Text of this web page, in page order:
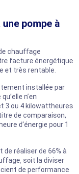
pompe à
chauffage
facture énergétique
et très rentable.
installée par
n’en
3 ou 4 kilowattheures
de comparaison,
d’énergie pour 1
de réaliser de 66% à
soit la diviser
de performance